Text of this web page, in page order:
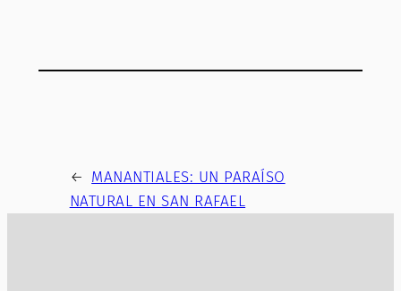
← MANANTIALES: UN PARAÍSO
NATURAL EN SAN RAFAEL